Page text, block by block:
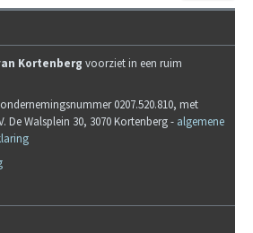
Kortenberg voorziet in een ruim
ondernemingsnummer 0207.520.810, met
De Walsplein 30, 3070 Kortenberg - algemene